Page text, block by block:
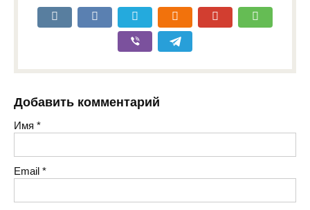
Добавить комментарий
Имя *
Email *